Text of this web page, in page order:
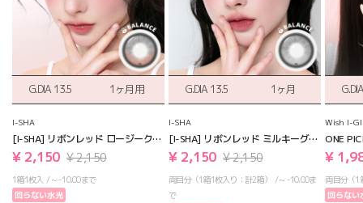
G.DIA 13.5 1ヶ月用
I-SHA
[I-SHA] リボンレッド ロージークリ
ーム【1ヶ月】軸固定
¥ 2,150 ¥ 2,150
1箱1枚入
~ -10.00まで
回らない水光
G.DIA 13.5 1ヶ月
I-SHA
[I-SHA] リボンレッド ミルキーグレ
ー【1ヶ月】軸固定
¥ 2,150 ¥ 2,150
両目分（1箱1枚入り：計2箱）
~ -10.00ま
で
Wish I-
ONE
スモー
¥
両目分（1
回らない